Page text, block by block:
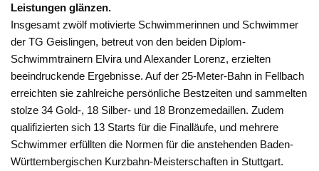
Leistungen glänzen.
Insgesamt zwölf motivierte Schwimmerinnen und Schwimmer
der TG Geislingen, betreut von den beiden Diplom-
Schwimmtrainern Elvira und Alexander Lorenz, erzielten
beeindruckende Ergebnisse. Auf der 25-Meter-Bahn in Fellbach
erreichten sie zahlreiche persönliche Bestzeiten und sammelten
stolze 34 Gold-, 18 Silber- und 18 Bronzemedaillen. Zudem
qualifizierten sich 13 Starts für die Finalläufe, und mehrere
Schwimmer erfüllten die Normen für die anstehenden Baden-
Württembergischen Kurzbahn-Meisterschaften in Stuttgart.